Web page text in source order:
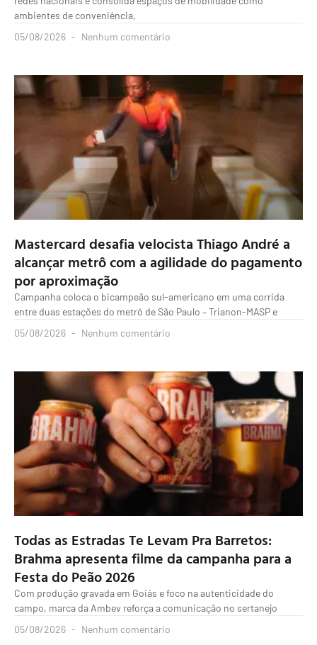
ambientes de conveniência,
05/08/2026
Nenhum comentário
Mastercard desafia velocista Thiago André a
alcançar metrô com a agilidade do pagamento
por aproximação
Campanha coloca o bicampeão sul-americano em uma corrida
entre duas estações do metrô de São Paulo – Trianon-MASP e
05/08/2026
Nenhum comentário
Todas as Estradas Te Levam Pra Barretos:
Brahma apresenta filme da campanha para a
Festa do Peão 2026
Com produção gravada em Goiás e foco na autenticidade do
campo, marca da Ambev reforça a comunicação no sertanejo
05/08/2026
Nenhum comentário